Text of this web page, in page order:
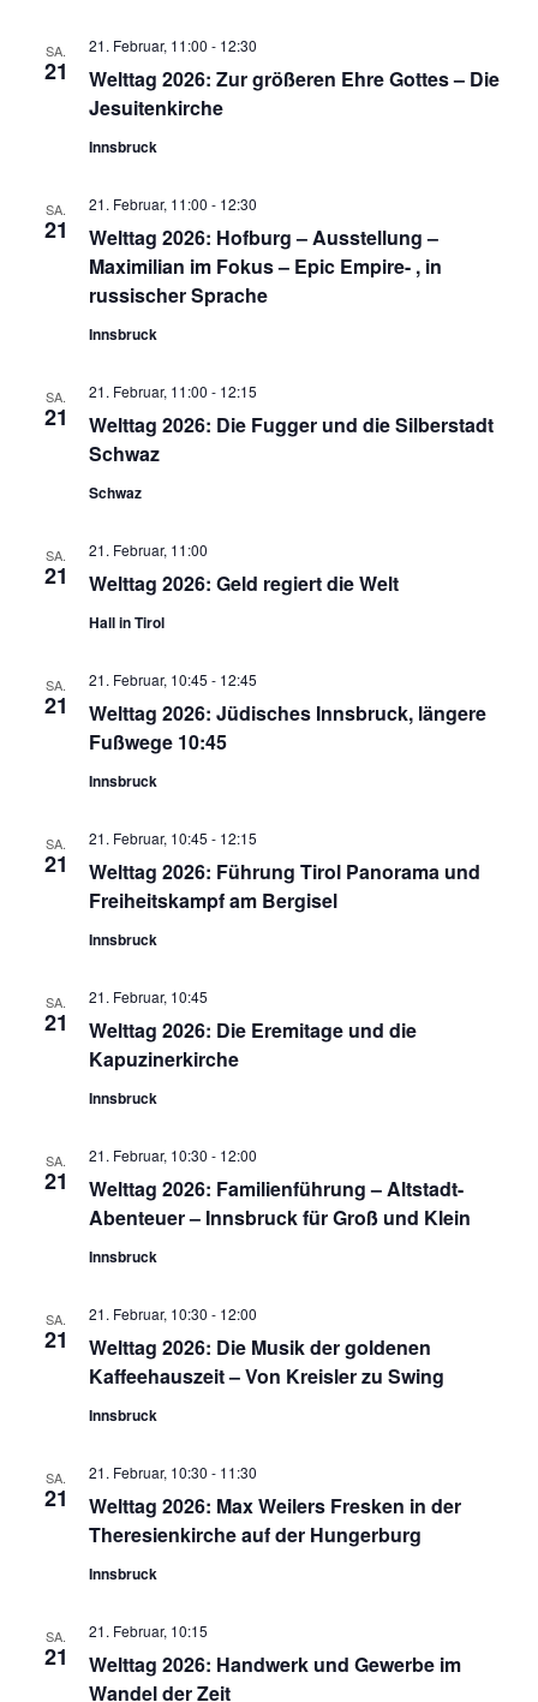
SA.
21
Welttag 2026: Zur größeren Ehre Gottes – Die
Jesuitenkirche
21. Februar, 11:00 - 12:30
Innsbruck
SA.
21
Welttag 2026: Hofburg – Ausstellung –
Maximilian im Fokus – Epic Empire- , in
russischer Sprache
21. Februar, 11:00 - 12:30
Innsbruck
SA.
21
Welttag 2026: Die Fugger und die Silberstadt
Schwaz
21. Februar, 11:00 - 12:15
Schwaz
SA.
21 Welttag 2026: Geld regiert die Welt
21. Februar, 11:00
Hall in Tirol
SA.
21
Welttag 2026: Jüdisches Innsbruck, längere
Fußwege 10:45
21. Februar, 10:45 - 12:45
Innsbruck
SA.
21
Welttag 2026: Führung Tirol Panorama und
Freiheitskampf am Bergisel
21. Februar, 10:45 - 12:15
Innsbruck
SA.
21
Welttag 2026: Die Eremitage und die
Kapuzinerkirche
21. Februar, 10:45
Innsbruck
SA.
21
Welttag 2026: Familienführung – Altstadt-
Abenteuer – Innsbruck für Groß und Klein
21. Februar, 10:30 - 12:00
Innsbruck
SA.
21
Welttag 2026: Die Musik der goldenen
Kaffeehauszeit – Von Kreisler zu Swing
21. Februar, 10:30 - 12:00
Innsbruck
SA.
21
Welttag 2026: Max Weilers Fresken in der
Theresienkirche auf der Hungerburg
21. Februar, 10:30 - 11:30
Innsbruck
SA.
21
Welttag 2026: Handwerk und Gewerbe im
Wandel der Zeit
21. Februar, 10:15